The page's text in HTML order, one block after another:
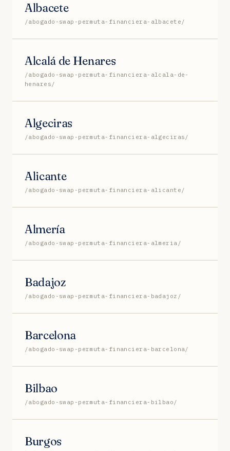
Albacete
/abogado-swap-permuta-financiera-albacete/
Alcalá de Henares
/abogado-swap-permuta-financiera-alcala-de-
henares/
Algeciras
/abogado-swap-permuta-financiera-algeciras/
Alicante
/abogado-swap-permuta-financiera-alicante/
Almería
/abogado-swap-permuta-financiera-almeria/
Badajoz
/abogado-swap-permuta-financiera-badajoz/
Barcelona
/abogado-swap-permuta-financiera-barcelona/
Bilbao
/abogado-swap-permuta-financiera-bilbao/
Burgos